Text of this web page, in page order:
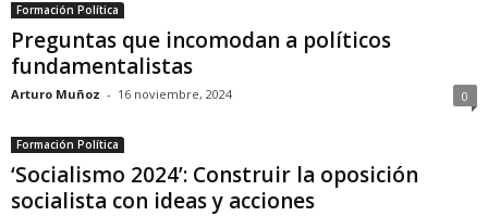
Formación Política
Preguntas que incomodan a políticos
fundamentalistas
Arturo Muñoz - 16 noviembre, 2024 0
Formación Política
‘Socialismo 2024’: Construir la oposición
socialista con ideas y acciones